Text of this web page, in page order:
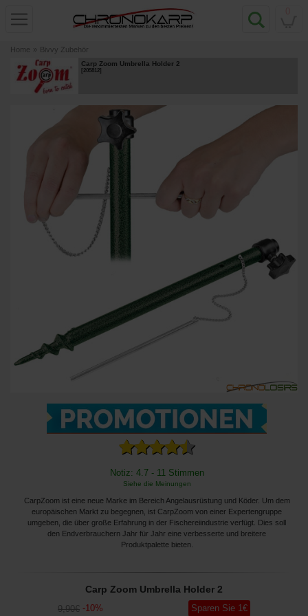
Home » Bivvy Zubehör
Carp Zoom Umbrella Holder 2
[205812]
Notiz: 4.7 - 11 Stimmen
Siehe die Meinungen
CarpZoom ist eine neue Marke im Bereich Angelausrüstung und Köder. Um dem
europäischen Markt zu begegnen, ist CarpZoom von einer Expertengruppe
umgeben, die über große Erfahrung in der Fischereiindustrie verfügt. Dies soll
den Endverbrauchern Jahr für Jahr eine verbesserte und breitere
Produktpalette bieten.
Carp Zoom Umbrella Holder 2
9,90€ -10% Sparen Sie 1€